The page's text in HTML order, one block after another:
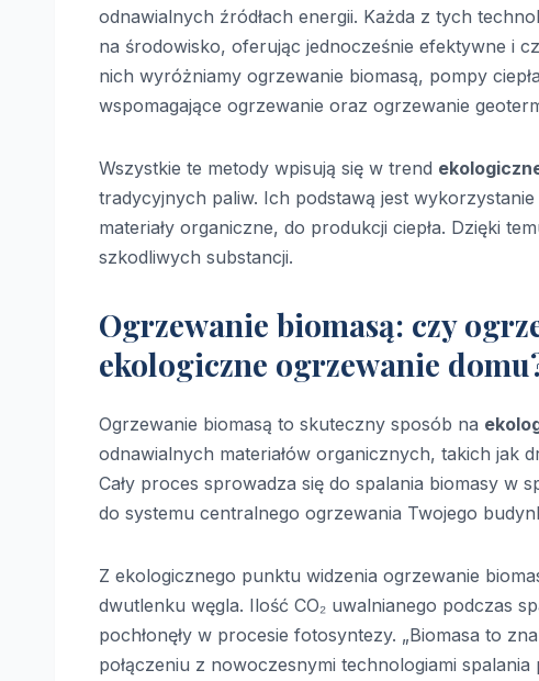
odnawialnych źródłach energii. Każda z tych
na środowisko, oferując jednocześnie efektywne i
nich wyróżniamy ogrzewanie biomasą, pompy
wspomagające ogrzewanie oraz ogrzewanie
Wszystkie te metody wpisują się w trend
tradycyjnych paliw. Ich podstawą jest
materiały organiczne, do produkcji ciepła. Dzięki
szkodliwych substancji.
Ogrzewanie biomasą: czy
ekologiczne ogrzewanie
Ogrzewanie biomasą to skuteczny sposób na
odnawialnych materiałów organicznych, takich jak
Cały proces sprowadza się do spalania biomasy w
do systemu centralnego ogrzewania Twojego
Z ekologicznego punktu widzenia ogrzewanie
dwutlenku węgla. Ilość CO₂ uwalnianego podczas
pochłonęły w procesie fotosyntezy. „Biomasa to
połączeniu z nowoczesnymi technologiami